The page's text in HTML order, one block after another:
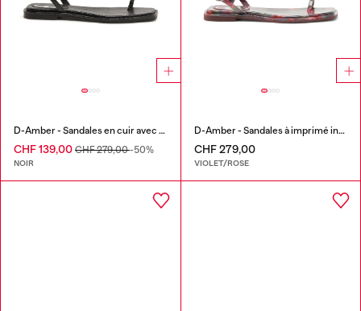
D-Amber - Sandales en cuir avec logo métallique
CHF 139,00 CHF 279,00-50%
NOIR
D-Amber - Sandales à imprimé intégral
CHF 279,00
VIOLET/ROSE